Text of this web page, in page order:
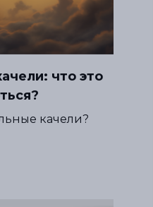
что это
качели?